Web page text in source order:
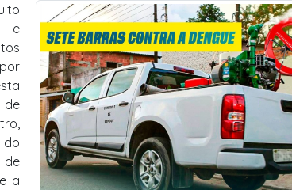
e
do
a